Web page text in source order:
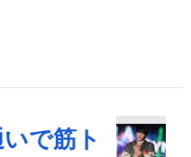
で筋ト